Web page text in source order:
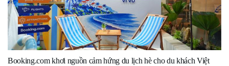
Booking.com khơi nguồn cảm hứng du lịch hè cho du khách Việt